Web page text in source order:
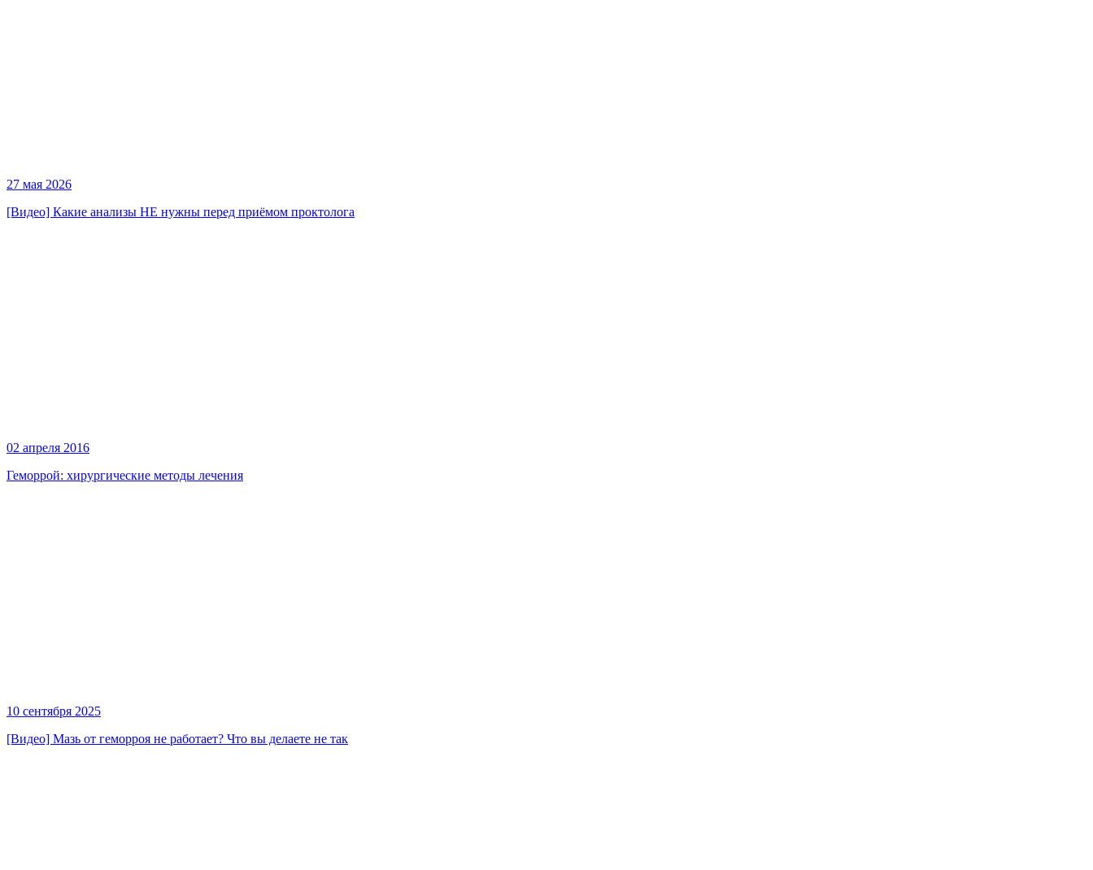
27 мая 2026
[Видео] Какие анализы НЕ нужны перед приёмом проктолога
02 апреля 2016
Геморрой: хирургические методы лечения
10 сентября 2025
[Видео] Мазь от геморроя не работает? Что вы делаете не так